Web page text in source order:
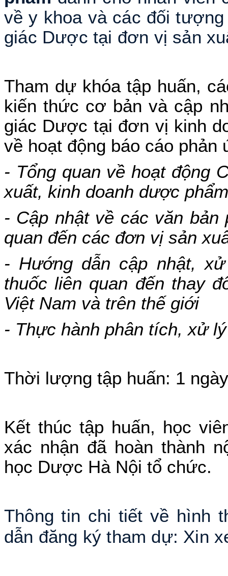
về y khoa và các đối
giác Dược tại đơn vị sản
Tham dự khóa tập huấn,
kiến thức cơ bản và cập
giác Dược tại đơn vị kinh
về hoạt động báo cáo
- Tổng quan về hoạt động
xuất, kinh doanh dược
- Cập nhật về các văn
quan đến các đơn vị sản
- Hướng dẫn cập nhật,
thuốc liên quan đến thay
Việt Nam và trên thế giới
- Thực hành phân tích, xử
Thời lượng tập huấn: 1
Kết thúc tập huấn, học
xác nhận đã hoàn thành
học Dược Hà Nội tổ chức.
Thông tin chi tiết về hình
dẫn đăng ký tham dự: Xin